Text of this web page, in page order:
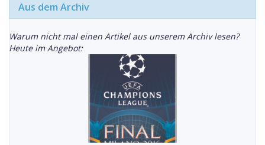
Aus dem Archiv
Warum nicht mal einen Artikel aus unserem Archiv lesen?
Heute im Angebot: